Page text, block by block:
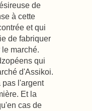
de
à cette
et qui
de fabriquer
marché.
qui
d'Assikoi.
pas l'argent
Et la
cas de